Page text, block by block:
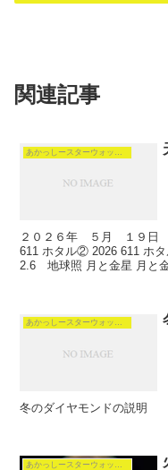
関連記事
２０２６年 ５月 １９日 月齢2.6
611 ホタル② 2026 611 ホタル③ ２０２６年 ５月１９日 月齢
2.6 地球照
あかっしースターウォッチング
冬のダイヤモンドの説明